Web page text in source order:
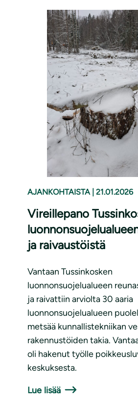
AJANKOHTAISTA 21.01.2026
Vireillepano
ja raivaustöistä
Vantaan Tussinkosken
luonnonsuojelualueen
ja raivattiin arviolta 30 aaria
luonnonsuojelualueen
metsää kunnallistekniikan
rakennustöiden takia.
oli hakenut työlle
keskuksesta.
Lue lisää